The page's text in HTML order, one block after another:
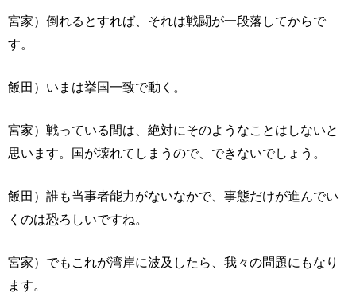
宮家）倒れるとすれば、それは戦闘が一段落してからで
す。
飯田）いまは挙国一致で動く。
宮家）戦っている間は、絶対にそのようなことはしないと
思います。国が壊れてしまうので、できないでしょう。
飯田）誰も当事者能力がないなかで、事態だけが進んでい
くのは恐ろしいですね。
宮家）でもこれが湾岸に波及したら、我々の問題にもなり
ます。